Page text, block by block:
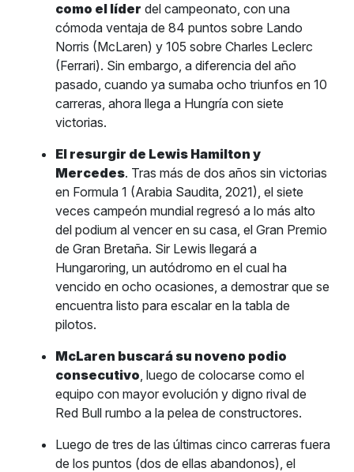
como el líder del campeonato, con una
cómoda ventaja de 84 puntos sobre Lando
Norris (McLaren) y 105 sobre Charles Leclerc
(Ferrari). Sin embargo, a diferencia del año
pasado, cuando ya sumaba ocho triunfos en 10
carreras, ahora llega a Hungría con siete
victorias.
El resurgir de Lewis Hamilton y
Mercedes. Tras más de dos años sin victorias
en Formula 1 (Arabia Saudita, 2021), el siete
veces campeón mundial regresó a lo más alto
del podium al vencer en su casa, el Gran Premio
de Gran Bretaña. Sir Lewis llegará a
Hungaroring, un autódromo en el cual ha
vencido en ocho ocasiones, a demostrar que se
encuentra listo para escalar en la tabla de
pilotos.
McLaren buscará su noveno podio
consecutivo, luego de colocarse como el
equipo con mayor evolución y digno rival de
Red Bull rumbo a la pelea de constructores.
Luego de tres de las últimas cinco carreras fuera
de los puntos (dos de ellas abandonos), el